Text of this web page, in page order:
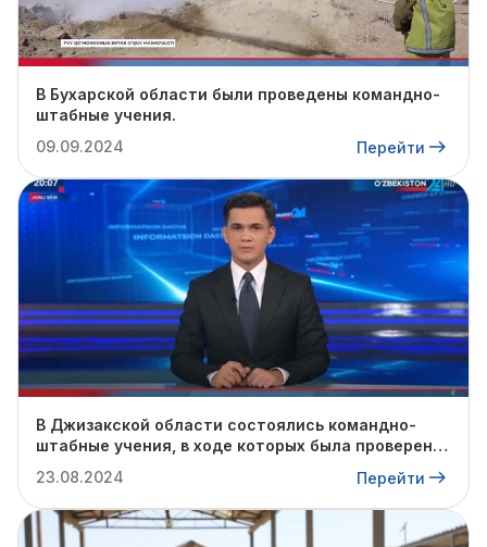
В Бухарской области были проведены командно-
штабные учения.
09.09.2024
Перейти
В Джизакской области состоялись командно-
штабные учения, в ходе которых была проверена
осенне-зимнему сезону.
23.08.2024 Перейти